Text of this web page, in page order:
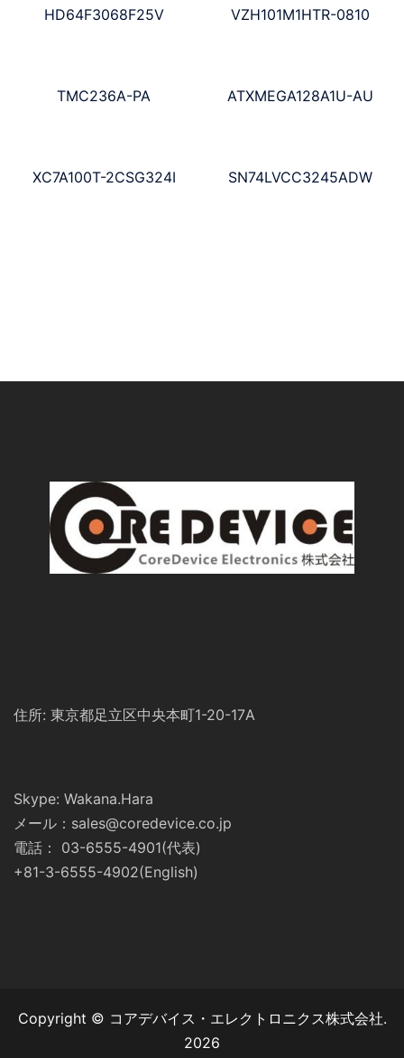
HD64F3068F25V VZH101M1HTR-0810
TMC236A-PA ATXMEGA128A1U-AU
XC7A100T-2CSG324I SN74LVCC3245ADW
住所: 東京都足立区中央本町1-20-17A
Skype: Wakana.Hara
メール：sales@coredevice.co.jp
電話： 03-6555-4901(代表)
+81-3-6555-4902(English)
Copyright © コアデバイス・エレクトロニクス株式会社.
2026